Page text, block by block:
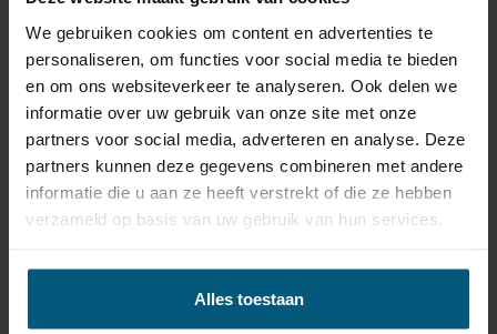
We gebruiken cookies om content en advertenties te
personaliseren, om functies voor social media te bieden
en om ons websiteverkeer te analyseren. Ook delen we
informatie over uw gebruik van onze site met onze
partners voor social media, adverteren en analyse. Deze
partners kunnen deze gegevens combineren met andere
informatie die u aan ze heeft verstrekt of die ze hebben
verzameld op basis van uw gebruik van hun services.
Alles toestaan
voorraad vaste enafneembare trekhakenmet
bijpassende kabelsets.
Betrouwbaar, snel geleverd, vaak binnen 24 uur!
Twijfel je welke trekhaak set het beste past?
Heb je vragen over de universele kabelsets?
Neem gewooncontactmet ons op!
Met onze jarenlange ervaring geeft Olifant
trekhaken je graag een eerlijk en onafhankelijk advies.
Alfa Romeo 147 productiedatum vanaf
2000 tot 2010.